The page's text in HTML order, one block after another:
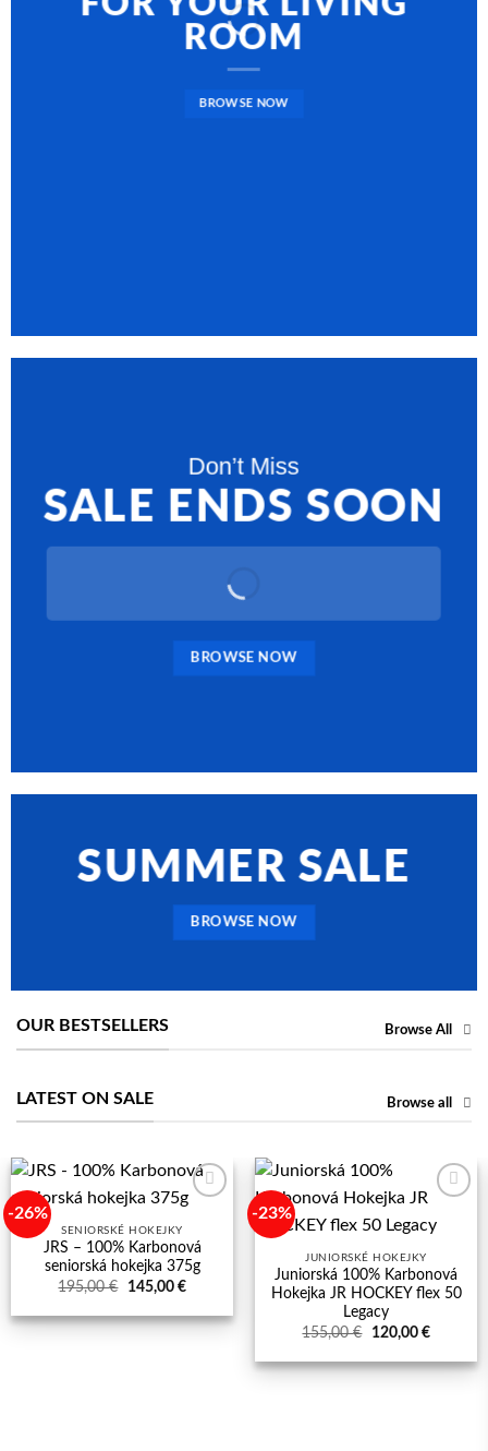
ROOM
BROWSE NOW
Don’t Miss
SALE ENDS SOON
BROWSE NOW
SUMMER SALE
BROWSE NOW
OUR BESTSELLERS Browse All
LATEST ON SALE Browse all
-26%
wishlist
SENIORSKÉ HOKEJKY
JRS – 100% Karbonová
seniorská hokejka 375g
195,00€
Pôvodná
bola:
195,00 €.
145,00 €Aktuálna
je:
145,00 €.
-23%
wishlist
JUNIORSKÉ HOKEJKY
Juniorská 100% Karbonová
Hokejka JR HOCKEY flex 50
Legacy
155,00€
Pôvodná
bola:
155,00 €.
120,00 €Aktuálna
je:
120,00